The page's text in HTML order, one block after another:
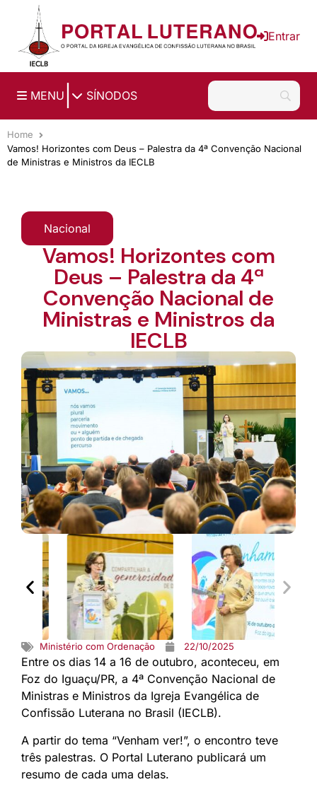
Ir para o conteúdo principal
Entrar
MENU SÍNODOS
Home
Vamos! Horizontes com Deus – Palestra da 4ª Convenção Nacional
de Ministras e Ministros da IECLB
Nacional
Vamos! Horizontes com
Deus – Palestra da 4ª
Convenção Nacional de
Ministras e Ministros da
IECLB
Ministério com Ordenação 22/10/2025
Entre os dias 14 a 16 de outubro, aconteceu, em
Foz do Iguaçu/PR, a 4ª Convenção Nacional de
Ministras e Ministros da Igreja Evangélica de
Confissão Luterana no Brasil (IECLB).
A partir do tema “Venham ver!”, o encontro teve
três palestras. O Portal Luterano publicará um
resumo de cada uma delas.